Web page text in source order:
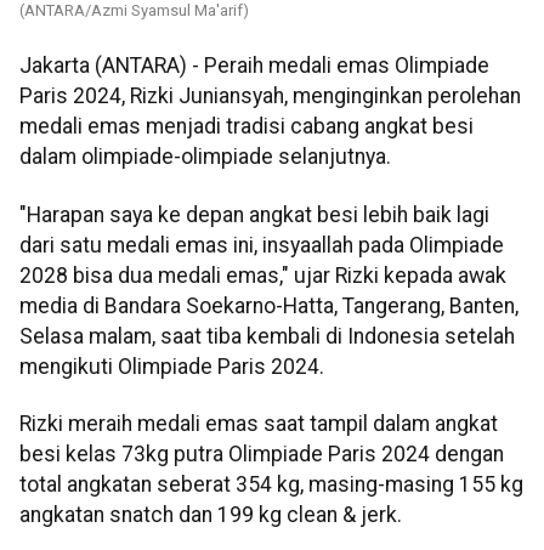
(ANTARA/Azmi Syamsul Ma'arif)
Jakarta (ANTARA) - Peraih medali emas Olimpiade
Paris 2024, Rizki Juniansyah, menginginkan perolehan
medali emas menjadi tradisi cabang angkat besi
dalam olimpiade-olimpiade selanjutnya.
"Harapan saya ke depan angkat besi lebih baik lagi
dari satu medali emas ini, insyaallah pada Olimpiade
2028 bisa dua medali emas," ujar Rizki kepada awak
media di Bandara Soekarno-Hatta, Tangerang, Banten,
Selasa malam, saat tiba kembali di Indonesia setelah
mengikuti Olimpiade Paris 2024.
Rizki meraih medali emas saat tampil dalam angkat
besi kelas 73kg putra Olimpiade Paris 2024 dengan
total angkatan seberat 354 kg, masing-masing 155 kg
angkatan snatch dan 199 kg clean & jerk.